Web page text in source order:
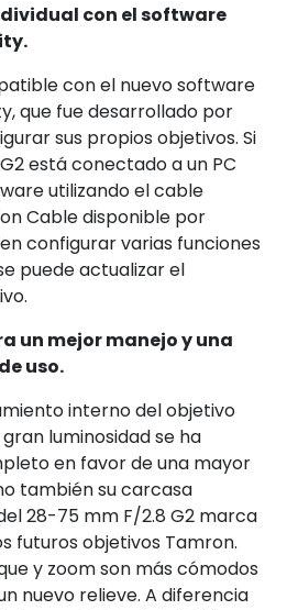
con el software
con el nuevo software
que fue desarrollado por
sus propios objetivos. Si
está conectado a un PC
utilizando el cable
Cable disponible por
configurar varias funciones
puede actualizar el
un mejor manejo y una
uso.
interno del objetivo
luminosidad se ha
en favor de una mayor
también su carcasa
28-75 mm F/2.8 G2 marca
futuros objetivos Tamron.
y zoom son más cómodos
nuevo relieve. A diferencia